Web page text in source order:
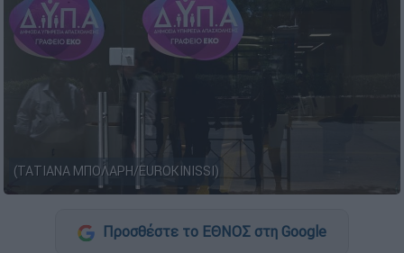
(ΤΑΤΙΑΝΑ ΜΠΟΛΑΡΗ/EUROKINISSI)
Προσθέστε το ΕΘΝΟΣ στη Google